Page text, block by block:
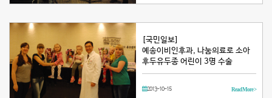
[국민일보]
예송이비인후과, 나눔의료로 소아
후두유두종 어린이 3명 수술
2013-10-15 Read More >